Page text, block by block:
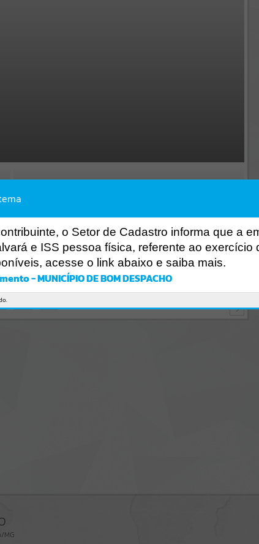
MG
o Setor de Cadastro informa que a
e ISS pessoa física, referente ao exercício
, acesse o link abaixo e saiba mais.
- MUNICÍPIO DE BOM DESPACHO